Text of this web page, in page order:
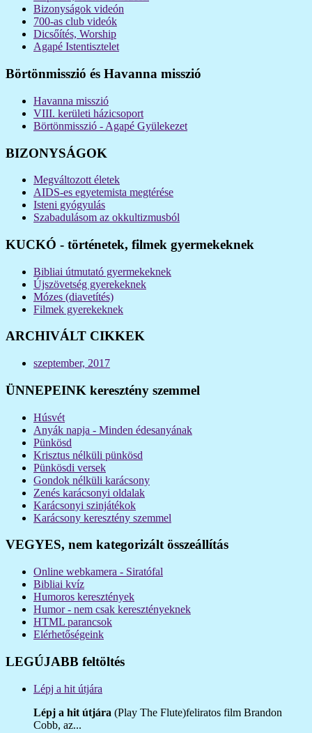
Bizonyságok videón
700-as club videók
Dicsőítés, Worship
Agapé Istentisztelet
Börtönmisszió és Havanna misszió
Havanna misszió
VIII. kerületi házicsoport
Börtönmisszió - Agapé Gyülekezet
BIZONYSÁGOK
Megváltozott életek
AIDS-es egyetemista megtérése
Isteni gyógyulás
Szabadulásom az okkultizmusból
KUCKÓ - történetek, filmek gyermekeknek
Bibliai útmutató gyermekeknek
Újszövetség gyerekeknek
Mózes (diavetítés)
Filmek gyerekeknek
ARCHIVÁLT CIKKEK
szeptember, 2017
ÜNNEPEINK keresztény szemmel
Húsvét
Anyák napja - Minden édesanyának
Pünkösd
Krisztus nélküli pünkösd
Pünkösdi versek
Gondok nélküli karácsony
Zenés karácsonyi oldalak
Karácsonyi szinjátékok
Karácsony keresztény szemmel
VEGYES, nem kategorizált összeállítás
Online webkamera - Siratófal
Bibliai kvíz
Humoros keresztények
Humor - nem csak keresztényeknek
HTML parancsok
Elérhetőségeink
LEGÚJABB feltöltés
Lépj a hit útjára
Lépj a hit útjára (Play The Flute)feliratos film Brandon
Cobb, az...